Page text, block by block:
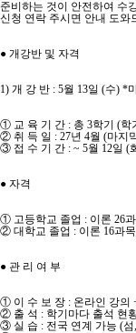
준비하는 것이 안전하여 수
신청 연락 주시면 안내 도와
● 개강반 및 자격
1) 개 강 반 : 5월 13일 (수) *
① 교 육 기 간 : 총 3학기 (학
② 취 득 일 : 27년 4월 (마지
③ 접 수 기 간 : ~ 5월 12일 (
● 자격
① 고등학교 졸업 : 이론 26
② 대학교 졸업 : 이론 16과
● 관 리 여 부
① 이 수 보 장 : 온라인 강의
② 출 석 : 학기마다 출석 현
③ 실 습 : 전국 연계 가능 (